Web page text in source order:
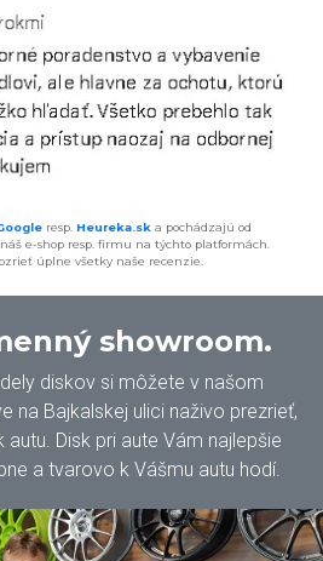
resp. Heureka.sk a pochádzajú od
e-shop resp. firmu na týchto platformách.
úplne všetky naše recenzie.
showroom.
diskov si môžete v našom
na Bajkalskej ulici naživo prezrieť,
Disk pri aute Vám najlepšie
a tvarovo k Vášmu autu hodí.